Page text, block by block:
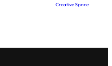
Creative Space